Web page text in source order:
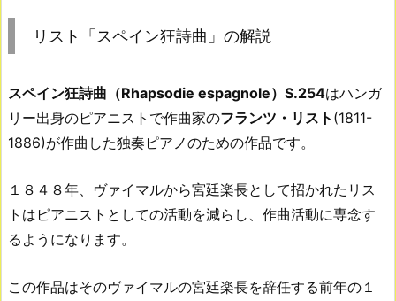
リスト「スペイン狂詩曲」の解説
スペイン狂詩曲（Rhapsodie espagnole）S.254はハンガ
リー出身のピアニストで作曲家のフランツ・リスト (1811-
1886)が作曲した独奏ピアノのための作品です。
１８４８年、ヴァイマルから宮廷楽長として招かれたリス
トはピアニストとしての活動を減らし、作曲活動に専念す
るようになります。
この作品はそのヴァイマルの宮廷楽長を辞任する前年の１